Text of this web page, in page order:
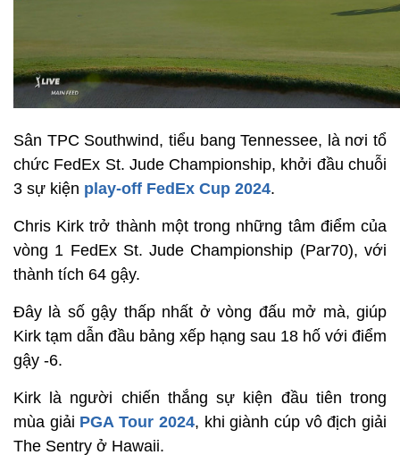
Sân TPC Southwind, tiểu bang Tennessee, là nơi tổ
chức FedEx St. Jude Championship, khởi đầu chuỗi
3 sự kiện play-off FedEx Cup 2024.
Chris Kirk trở thành một trong những tâm điểm của
vòng 1 FedEx St. Jude Championship (Par70), với
thành tích 64 gậy.
Đây là số gậy thấp nhất ở vòng đấu mở mà, giúp
Kirk tạm dẫn đầu bảng xếp hạng sau 18 hố với điểm
gậy -6.
Kirk là người chiến thắng sự kiện đầu tiên trong
mùa giải PGA Tour 2024, khi giành cúp vô địch giải
The Sentry ở Hawaii.